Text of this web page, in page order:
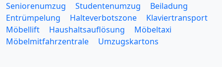
Seniorenumzug
Studentenumzug
Beiladung
Entrümpelung
Halteverbotszone
Klaviertransport
Möbellift
Haushaltsauflösung
Möbeltaxi
Möbelmitfahrzentrale
Umzugskartons